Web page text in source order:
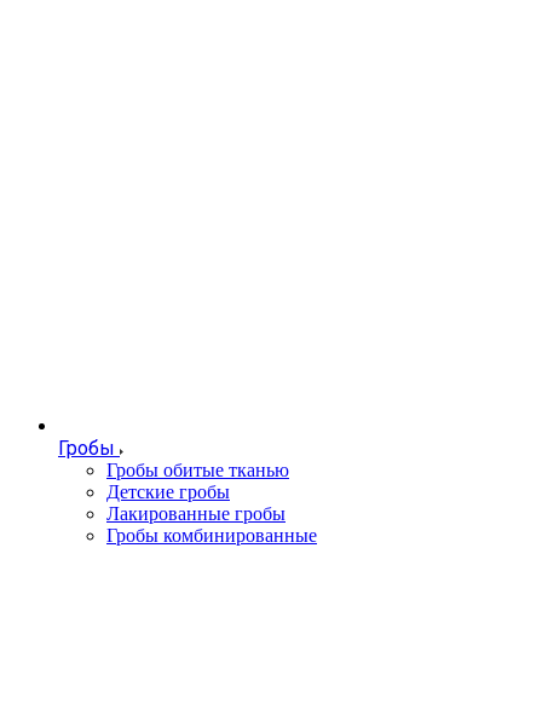
Гробы
Гробы обитые тканью
Детские гробы
Лакированные гробы
Гробы комбинированные